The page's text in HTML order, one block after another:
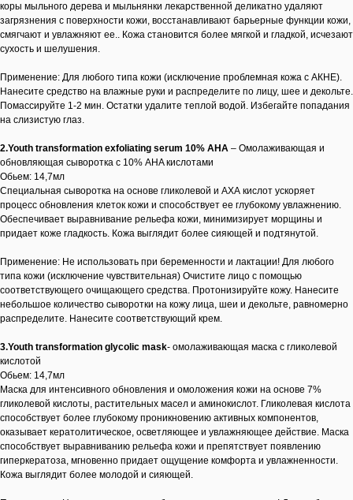
коры мыльного дерева и мыльнянки лекарственной деликатно удаляют
загрязнения с поверхности кожи, восстанавливают барьерные функции кожи,
смягчают и увлажняют ее.. Кожа становится более мягкой и гладкой, исчезают
сухость и шелушения.
Применение: Для любого типа кожи (исключение проблемная кожа с АКНЕ).
Нанесите средство на влажные руки и распределите по лицу, шее и декольте.
Помассируйте 1-2 мин. Остатки удалите теплой водой. Избегайте попадания
на слизистую глаз.
2.Youth transformation exfoliating serum 10% AHA – Омолаживающая и
обновляющая сыворотка с 10% AHA кислотами
Обьем: 14,7мл
Специальная сыворотка на основе гликолевой и АХА кислот ускоряет
процесс обновления клеток кожи и способствует ее глубокому увлажнению.
Обеспечивает выравнивание рельефа кожи, минимизирует морщины и
придает коже гладкость. Кожа выглядит более сияющей и подтянутой.
Применение: Не использовать при беременности и лактации! Для любого
типа кожи (исключение чувствительная) Очистите лицо с помощью
соответствующего очищающего средства. Протонизируйте кожу. Нанесите
небольшое количество сыворотки на кожу лица, шеи и декольте, равномерно
распределите. Нанесите соответствующий крем.
3.Youth transformation glycolic mask- омолаживающая маска с гликолевой
кислотой
Обьем: 14,7мл
Маска для интенсивного обновления и омоложения кожи на основе 7%
гликолевой кислоты, растительных масел и аминокислот. Гликолевая кислота
способствует более глубокому проникновению активных компонентов,
оказывает кератолитическое, осветляющее и увлажняющее действие. Маска
способствует выравниванию рельефа кожи и препятствует появлению
гиперкератоза, мгновенно придает ощущение комфорта и увлажненности.
Кожа выглядит более молодой и сияющей.